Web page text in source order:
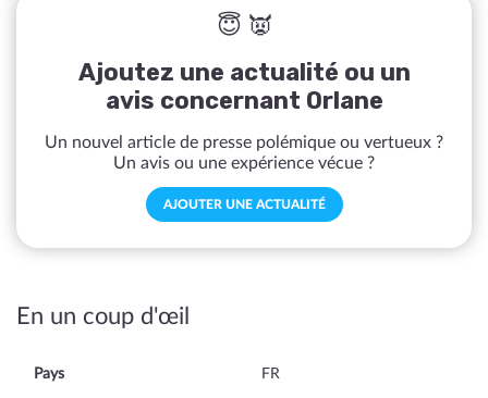
😇 👿
Ajoutez une actualité ou un
avis concernant Orlane
Un nouvel article de presse polémique ou vertueux ?
Un avis ou une expérience vécue ?
AJOUTER UNE ACTUALITÉ
En un coup d'œil
Pays FR